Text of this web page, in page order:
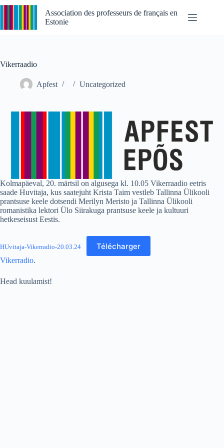
Passer
Association des professeurs de français en
Estonie
Vikerraadio
Apfest Uncategorized
Kolmapäeval, 20. märtsil on algusega kl. 10.05 Vikerraadio eetris
saade Huvitaja, kus saatejuht Krista Taim vestleb Tallinna Ülikooli
prantsuse keele dotsendi Merilyn Meristo ja Tallinna Ülikooli
romanistika lektori Ülo Siirakuga prantsuse keele ja kultuuri
hetkeseisust Eestis.
HUvitaja-Vikerradio-20.03.24 Télécharger
Vikerradio.
Head kuulamist!